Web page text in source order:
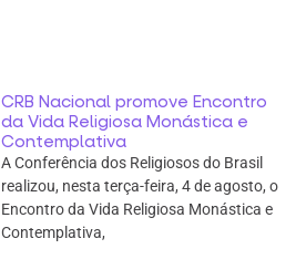
CRB Nacional promove Encontro
da Vida Religiosa Monástica e
Contemplativa
A Conferência dos Religiosos do Brasil
realizou, nesta terça-feira, 4 de agosto, o
Encontro da Vida Religiosa Monástica e
Contemplativa,